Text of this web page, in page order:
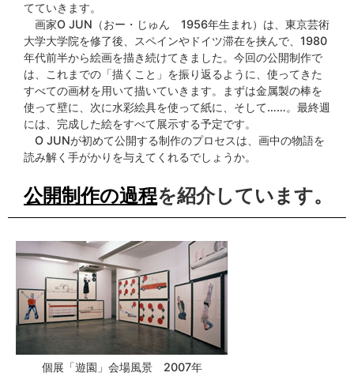
てていきます。
画家O JUN（おー・じゅん 1956年生まれ）は、東京芸術
大学大学院を修了後、スペインやドイツ滞在を挟んで、1980
年代前半から絵画を描き続けてきました。今回の公開制作で
は、これまでの「描くこと」を振り返るように、使ってきた
すべての画材を用いて描いていきます。まずは金属製の棒を
使って壁に、次に水彩絵具を使って紙に、そして……。最終週
には、完成した絵をすべて展示する予定です。
O JUNが初めて公開する制作のプロセスは、画中の物語を
読み解く手がかりを与えてくれるでしょうか。
公開制作の過程を紹介しています。
個展「遊園」会場風景 2007年